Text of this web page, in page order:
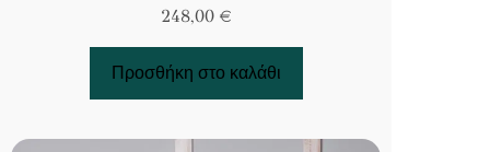
248,00 €
Προσθήκη στο καλάθι